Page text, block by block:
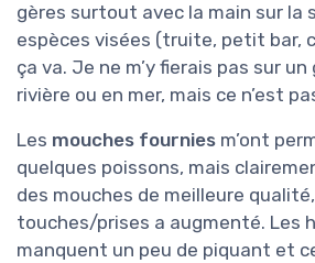
gères surtout avec la main sur la
espèces visées (truite, petit bar,
ça va. Je ne m’y fierais pas sur
rivière ou en mer, mais ce n’est
Les mouches fournies m’ont
quelques poissons, mais
des mouches de meilleure
touches/prises a augmenté. Les
manquent un peu de piquant et